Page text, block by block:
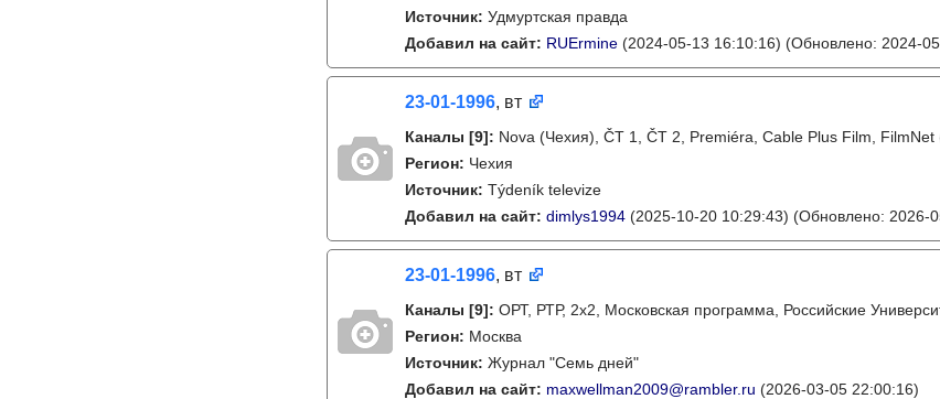
Источник: Удмуртская правда
Добавил на сайт: RUErmine (2024-05-13 16:10:16) (Обновлено: 2024-
23-01-1996, вт
Каналы [9]: Nova (Чехия), ČT 1, ČT 2, Premiéra, Cable Plus Film,
Регион: Чехия
Источник: Týdeník televize
Добавил на сайт: dimlys1994 (2025-10-20 10:29:43) (Обновлено: 2026-
23-01-1996, вт
Каналы [9]: ОРТ, РТР, 2x2, Московская программа, Российские
Регион: Москва
Источник: Журнал "Семь дней"
Добавил на сайт: maxwellman2009@rambler.ru (2026-03-05 22:00:16)